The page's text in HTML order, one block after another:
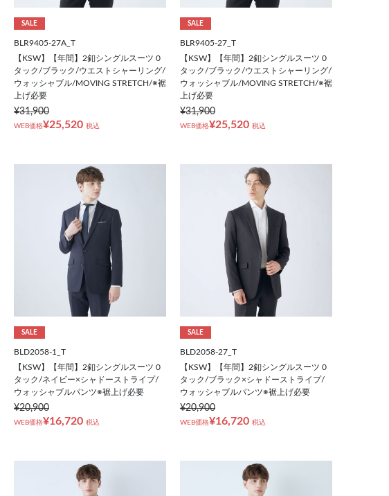
SALE
BLR9405-27A_T
【KSW】【年間】2釦シングルスーツ 0
タック/ブラック/ウエストシャーリング/
ウォッシャブル/MOVING STRETCH/※裾
上げ必要
¥31,900
WEB価格¥25,520 税込
SALE
BLR9405-27_T
【KSW】【年間】2釦シングルスーツ 0
タック/ブラック/ウエストシャーリング/
ウォッシャブル/MOVING STRETCH/※裾
上げ必要
¥31,900
WEB価格¥25,520 税込
SALE
BLD2058-1_T
【KSW】【年間】2釦シングルスーツ 0
タック/ネイビー×シャドーストライプ/
ウォッシャブルパンツ※裾上げ必要
¥20,900
WEB価格¥16,720 税込
SALE
BLD2058-27_T
【KSW】【年間】2釦シングルスーツ 0
タック/ブラック×シャドーストライプ/
ウォッシャブルパンツ※裾上げ必要
¥20,900
WEB価格¥16,720 税込